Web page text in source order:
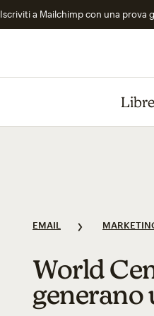
Iscriviti a Mailchimp con una prova
EMAIL
World
generano